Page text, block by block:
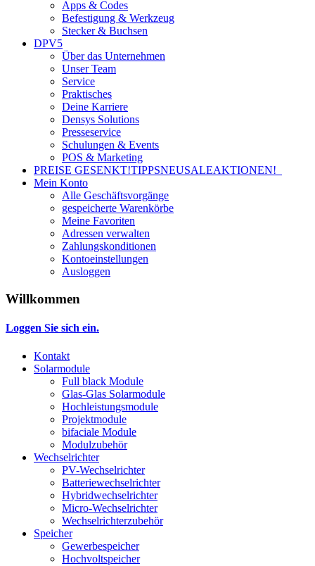
Apps & Codes
Befestigung & Werkzeug
Stecker & Buchsen
DPV5
Über das Unternehmen
Unser Team
Service
Praktisches
Deine Karriere
Densys Solutions
Presseservice
Schulungen & Events
POS & Marketing
PREISE GESENKT!TIPPSNEUSALEAKTIONEN!
Mein Konto
Alle Geschäftsvorgänge
gespeicherte Warenkörbe
Meine Favoriten
Adressen verwalten
Zahlungskonditionen
Kontoeinstellungen
Ausloggen
Willkommen
Loggen Sie sich ein.
Kontakt
Solarmodule
Full black Module
Glas-Glas Solarmodule
Hochleistungsmodule
Projektmodule
bifaciale Module
Modulzubehör
Wechselrichter
PV-Wechselrichter
Batteriewechselrichter
Hybridwechselrichter
Micro-Wechselrichter
Wechselrichterzubehör
Speicher
Gewerbespeicher
Hochvoltspeicher